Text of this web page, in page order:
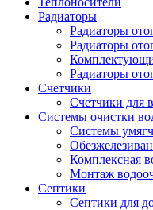
Радиаторы
Радиаторы
Радиаторы
Радиаторы
Cчетчики
Счетчики для
Системы очистки
Системы
Комплексная
Монтаж
Септики
Септики для